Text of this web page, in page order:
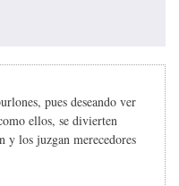
pues deseando ver
ellos, se divierten
y los juzgan merecedores